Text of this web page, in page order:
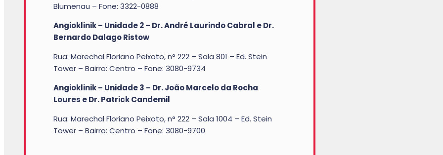
Blumenau – Fone: 3322-0888
Angioklinik – Unidade 2 – Dr. André Laurindo Cabral e Dr.
Bernardo Dalago Ristow
Rua: Marechal Floriano Peixoto, n° 222 – Sala 801 – Ed. Stein
Tower – Bairro: Centro – Fone: 3080-9734
Angioklinik – Unidade 3 – Dr. João Marcelo da Rocha
Loures e Dr. Patrick Candemil
Rua: Marechal Floriano Peixoto, n° 222 – Sala 1004 – Ed. Stein
Tower – Bairro: Centro – Fone: 3080-9700